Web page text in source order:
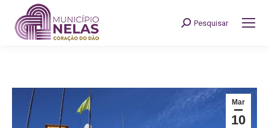
Search:
Pesquisar
Mar
10